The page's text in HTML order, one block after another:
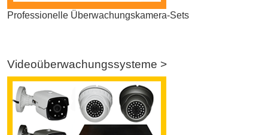
Professionelle Überwachungskamera-Sets
Videoüberwachungssysteme >